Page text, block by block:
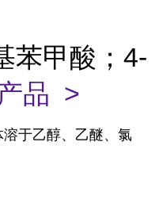
苯甲酸；4-
品 >
于乙醇、乙醚、氯